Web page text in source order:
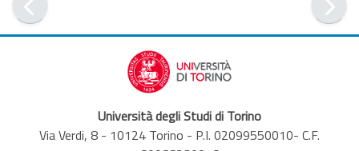
Università degli Studi di Torino
Via Verdi, 8 - 10124 Torino - P.I. 02099550010- C.F.